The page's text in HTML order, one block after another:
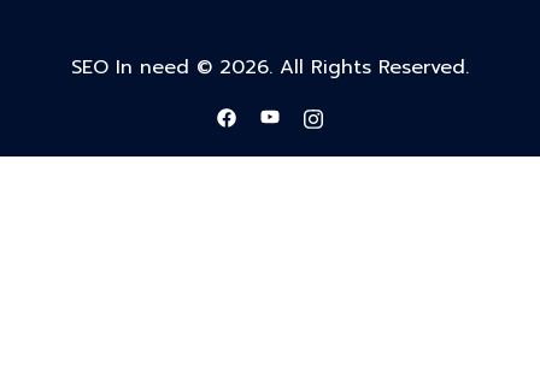
SEO In need © 2026. All Rights Reserved.